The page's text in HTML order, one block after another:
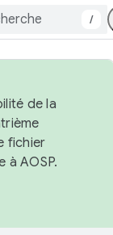
/
de la
fichier
AOSP.